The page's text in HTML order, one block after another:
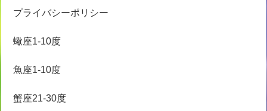
プライバシーポリシー
蠍座1-10度
魚座1-10度
蟹座21-30度